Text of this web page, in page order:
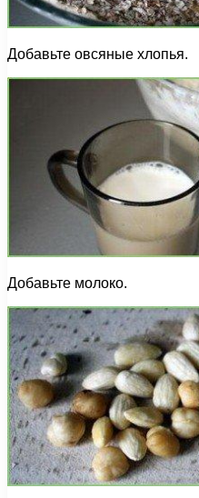
Добавьте овсяные хлопья.
Добавьте молоко.